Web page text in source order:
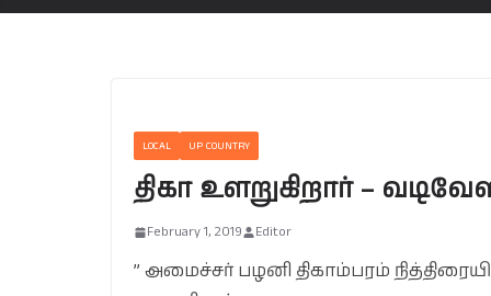
LOCAL UP COUNTRY
திகா உளறுகிறார் –
February 1, 2019 Editor
” அமைச்சர் பழனி திகாம்பரம்